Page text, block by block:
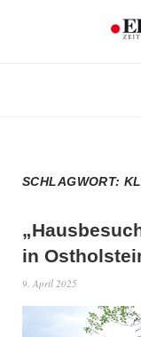
SCHLAGWORT:
in
9. April 2025